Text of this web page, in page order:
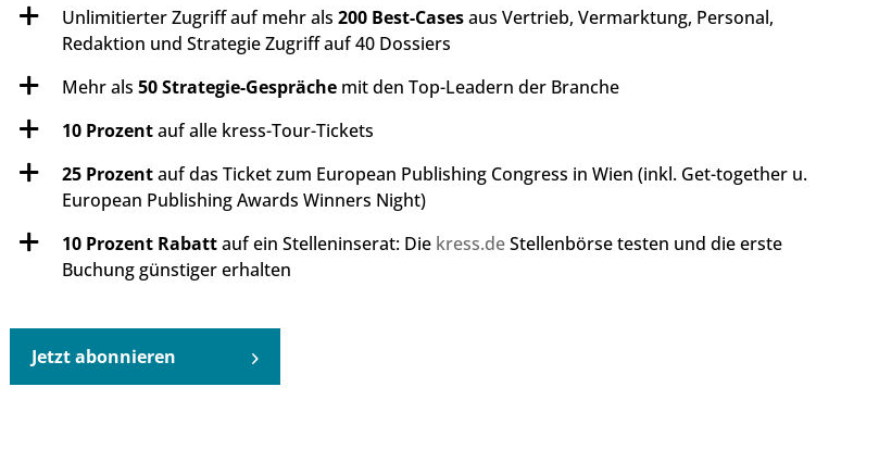
Unlimitierter Zugriff auf mehr als 200 Best-Casesaus Vertrieb, Vermarktung, Personal,
Redaktion und Strategie Zugriff auf 40 Dossiers
Mehr als 50 Strategie-Gesprächemit den Top-Leadern der Branche
10 Prozentauf alle kress-Tour-Tickets
25 Prozentauf das Ticket zum European Publishing Congress in Wien (inkl. Get-together u.
European Publishing Awards Winners Night)
10 Prozent Rabattauf ein Stelleninserat: Die kress.deStellenbörse testen und die erste
Buchung günstiger erhalten
Jetzt abonnieren